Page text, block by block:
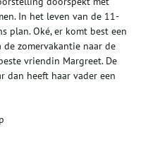
In het leven van de 11-
plan. Oké, er komt best een
zomervakantie naar de
vriendin Margreet. De
dan heeft haar vader een